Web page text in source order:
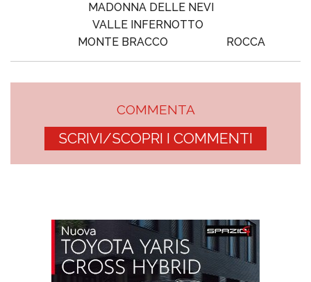
MADONNA DELLE NEVI
VALLE INFERNOTTO
MONTE BRACCO
ROCCA
COMMENTA
SCRIVI/SCOPRI I COMMENTI